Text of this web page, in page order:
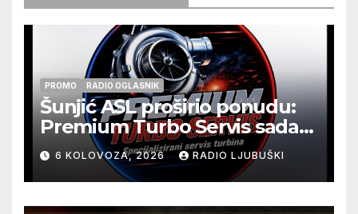
PROMO RADIO OGLASNIK
Šunjić ASL proširio ponudu:
Premium Turbo Servis sada
na jednoj adresi u Ljubuškom
6 KOLOVOZA, 2026 RADIO LJUBUŠKI